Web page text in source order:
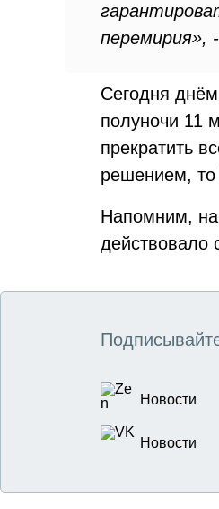
перемирия»,
Сегодня
полуночи 11
прекратить
решением,
Напомним,
действовало
Новости
Новости